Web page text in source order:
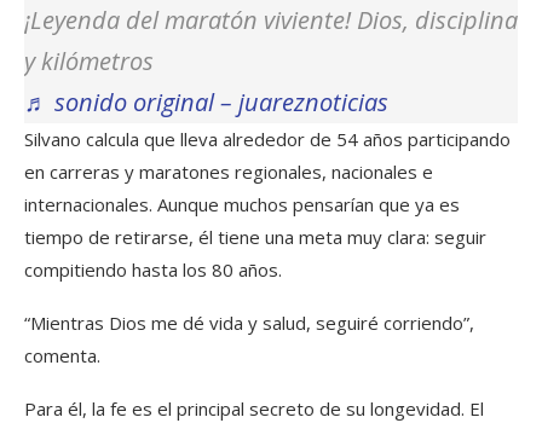
¡Leyenda del maratón viviente! Dios, disciplina
y kilómetros
♬ sonido original – juareznoticias
Silvano calcula que lleva alrededor de 54 años participando
en carreras y maratones regionales, nacionales e
internacionales. Aunque muchos pensarían que ya es
tiempo de retirarse, él tiene una meta muy clara: seguir
compitiendo hasta los 80 años.
“Mientras Dios me dé vida y salud, seguiré corriendo”,
comenta.
Para él, la fe es el principal secreto de su longevidad. El